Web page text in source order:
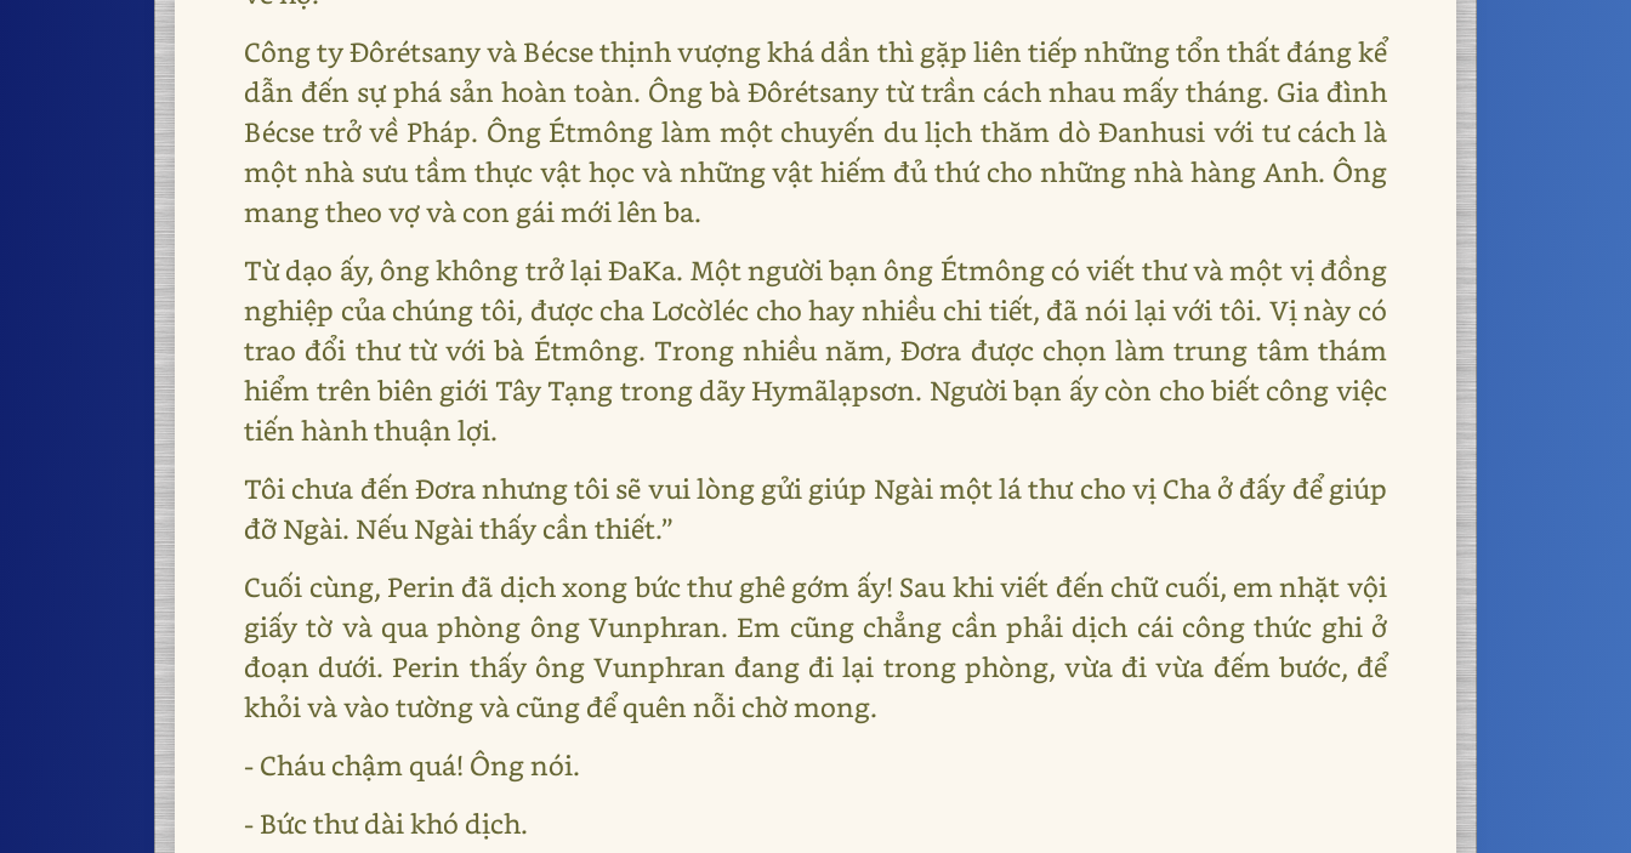
Công ty Đôrétsany và Bécse thịnh vượng khá dần thì gặp liên tiếp những tổn thất đáng kể
dẫn đến sự phá sản hoàn toàn. Ông bà Đôrétsany từ trần cách nhau mấy tháng. Gia đình
Bécse trở về Pháp. Ông Étmông làm một chuyến du lịch thăm dò Đanhusi với tư cách là
một nhà sưu tầm thực vật học và những vật hiếm đủ thứ cho những nhà hàng Anh. Ông
mang theo vợ và con gái mới lên ba.
Từ dạo ấy, ông không trở lại ĐaKa. Một người bạn ông Étmông có viết thư và một vị đồng
nghiệp của chúng tôi, được cha Lơcờléc cho hay nhiều chi tiết, đã nói lại với tôi. Vị này có
trao đổi thư từ với bà Étmông. Trong nhiều năm, Đơra được chọn làm trung tâm thám
hiểm trên biên giới Tây Tạng trong dãy Hymãlạpsơn. Người bạn ấy còn cho biết công việc
tiến hành thuận lợi.
Tôi chưa đến Đơra nhưng tôi sẽ vui lòng gửi giúp Ngài một lá thư cho vị Cha ở đấy để giúp
đỡ Ngài. Nếu Ngài thấy cần thiết.”
Cuối cùng, Perin đã dịch xong bức thư ghê gớm ấy! Sau khi viết đến chữ cuối, em nhặt vội
giấy tờ và qua phòng ông Vunphran. Em cũng chẳng cần phải dịch cái công thức ghi ở
đoạn dưới. Perin thấy ông Vunphran đang đi lại trong phòng, vừa đi vừa đếm bước, để
khỏi và vào tường và cũng để quên nỗi chờ mong.
- Cháu chậm quá! Ông nói.
- Bức thư dài khó dịch.